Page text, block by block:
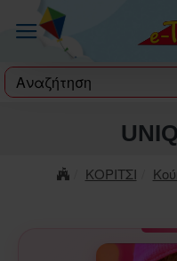
label
ΚΟΡΙΤΣΙ